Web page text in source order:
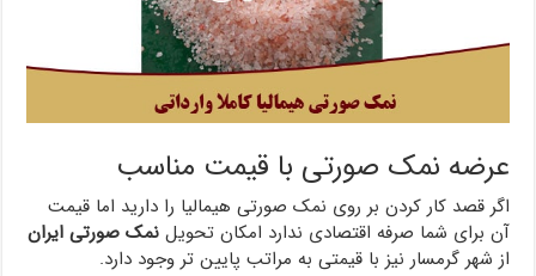
عرضه نمک صورتی با قیمت مناسب
اگر قصد کار کردن بر روی نمک صورتی هیمالیا را دارید اما قیمت
آن برای شما صرفه اقتصادی ندارد امکان تحویلنمک صورتی ایران
از شهر گرمسار نیز با قیمتی به مراتب پایین تر وجود دارد.